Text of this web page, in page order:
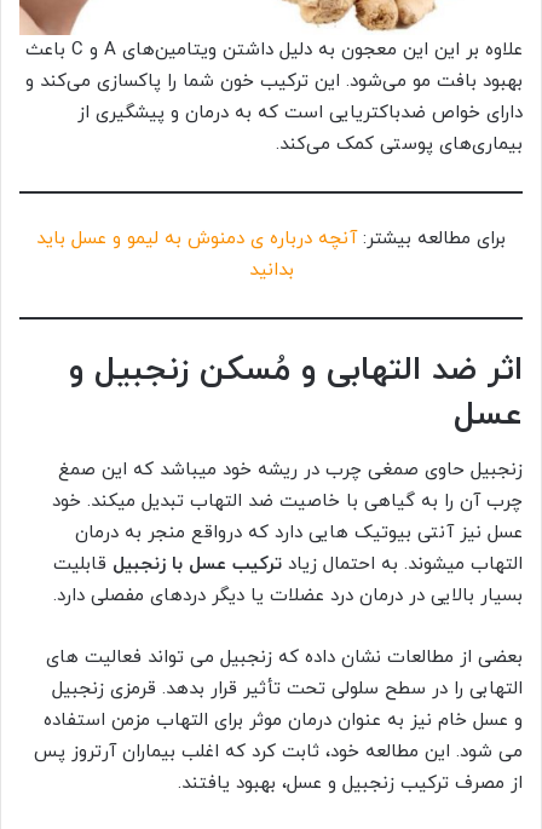
علاوه بر این این معجون به دلیل داشتن ویتامین‌های A و C باعث
بهبود بافت مو می‌شود. این ترکیب خون شما را پاکسازی می‌کند و
دارای خواص ضدباکتریایی است که به درمان و پیشگیری از
بیماری‌های پوستی کمک می‌کند.
برای مطالعه بیشتر:آنچه درباره ی دمنوش به لیمو و عسل باید
بدانید
اثر ضد التهابی و مُسکن زنجبیل و
عسل
زنجبیل حاوی صمغی چرب در ریشه خود میباشد که این صمغ
چرب آن را به گیاهی با خاصیت ضد التهاب تبدیل میکند. خود
عسل نیز آنتی بیوتیک هایی دارد که درواقع منجر به درمان
التهاب میشوند. به احتمال زیاد ترکیب عسل با زنجبیل قابلیت
بسیار بالایی در درمان درد عضلات یا دیگر دردهای مفصلی دارد.
بعضی از مطالعات نشان داده که زنجبیل می تواند فعالیت های
التهابی را در سطح سلولی تحت تأثیر قرار بدهد. قرمزی زنجبیل
و عسل خام نیز به عنوان درمان موثر برای التهاب مزمن استفاده
می شود. این مطالعه خود، ثابت کرد که اغلب بیماران آرتروز پس
از مصرف ترکیب زنجبیل و عسل، بهبود یافتند.